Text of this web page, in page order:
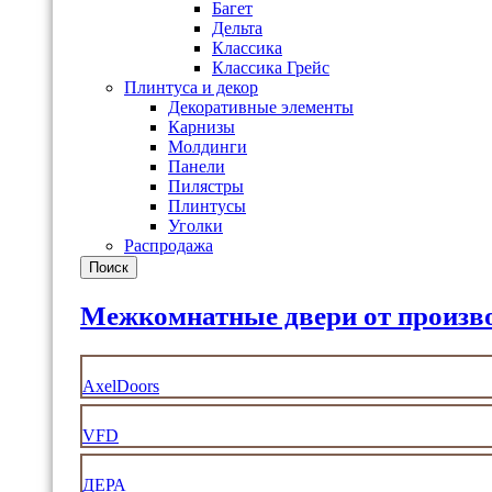
Багет
Дельта
Классика
Классика Грейс
Плинтуса и декор
Декоративные элементы
Карнизы
Молдинги
Панели
Пилястры
Плинтусы
Уголки
Распродажа
Поиск
Межкомнатные двери от
AxelDoors
VFD
ДЕРА